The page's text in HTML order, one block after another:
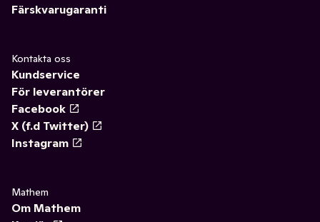
Färskvarugaranti
Kontakta oss
Kundservice
För leverantörer
Facebook
X (f.d Twitter)
Instagram
Mathem
Om Mathem